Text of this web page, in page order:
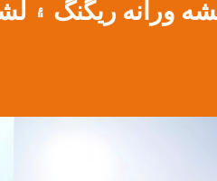
ورانه ريگنگ ۽